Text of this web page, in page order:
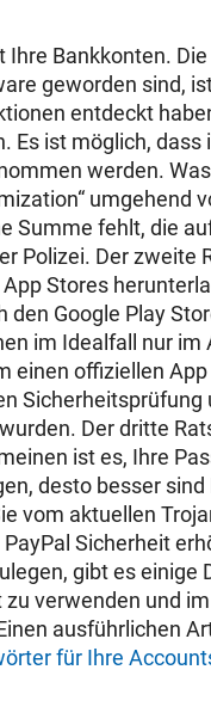
Bankkonten.
geworden sind,
entdeckt
Es ist möglich,
werden.
umgehend
Summe fehlt, die
Polizei. Der zweite
Stores
den Google Play
im Idealfall nur
einen offiziellen
Der dritte
ist es, Ihre
desto besser
vom aktuellen
Sicherheit
gibt es einige
verwenden und
ausführlichen
für Ihre